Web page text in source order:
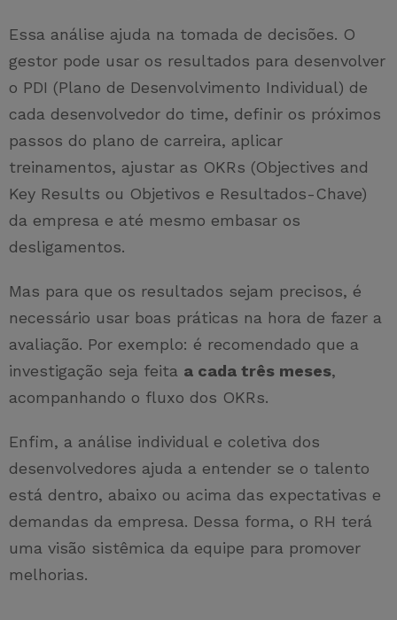
Essa análise ajuda na tomada de decisões. O
gestor pode usar os resultados para desenvolver
o PDI (Plano de Desenvolvimento Individual) de
cada desenvolvedor do time, definir os próximos
passos do plano de carreira, aplicar
treinamentos, ajustar as OKRs (Objectives and
Key Results ou Objetivos e Resultados-Chave)
da empresa e até mesmo embasar os
desligamentos.
Mas para que os resultados sejam precisos, é
necessário usar boas práticas na hora de fazer a
avaliação. Por exemplo: é recomendado que a
investigação seja feita a cada três meses,
acompanhando o fluxo dos OKRs.
Enfim, a análise individual e coletiva dos
desenvolvedores ajuda a entender se o talento
está dentro, abaixo ou acima das expectativas e
demandas da empresa. Dessa forma, o RH terá
uma visão sistêmica da equipe para promover
melhorias.